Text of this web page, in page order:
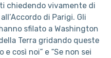
chiedendo vivamente di
di Parigi. Gli
sfilato a Washington
Terra gridando queste
e così noi” e “Se non sei